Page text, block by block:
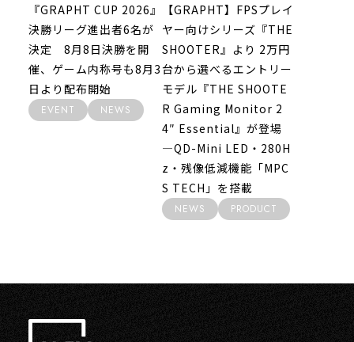
『GRAPHT CUP 2026』
決勝リーグ進出者6名が
決定 8月8日決勝を開
催、ゲーム内称号も8月3
日より配布開始
EVENT NEWS
【GRAPHT】FPSプレイ
ヤー向けシリーズ『THE
SHOOTER』より 2万円
台から選べるエントリー
モデル『THE SHOOTE
R Gaming Monitor 2
4″ Essential』が登場
―QD-Mini LED・280H
z・残像低減機能「MPC
S TECH」を搭載
NEWS PRODUCT